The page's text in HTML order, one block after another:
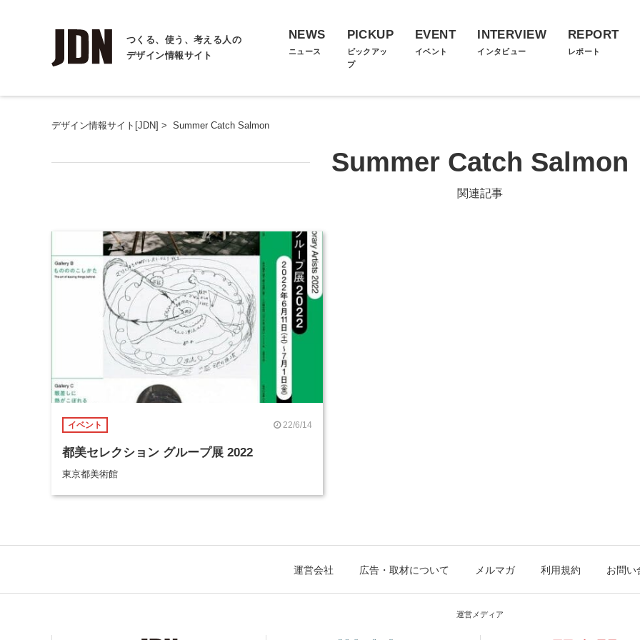
つくる、使う、考える人の
デザイン情報サイト
NEWS
ニュース
PICKUP
ピックアッ
プ
EVENT
イベント
INTERVIEW
インタビュー
REPORT
レポート
デザイン情報サイト[JDN] > Summer Catch Salmon
Summer Catch Salmon
関連記事
イベント 22/6/14
都美セレクション グループ展 2022
東京都美術館
運営会社 広告・取材について メルマガ 利用規約 お問い
運営メディア